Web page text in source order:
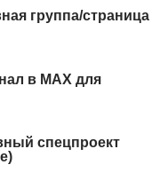
группа/cтраница
в МАХ для
спецпроект